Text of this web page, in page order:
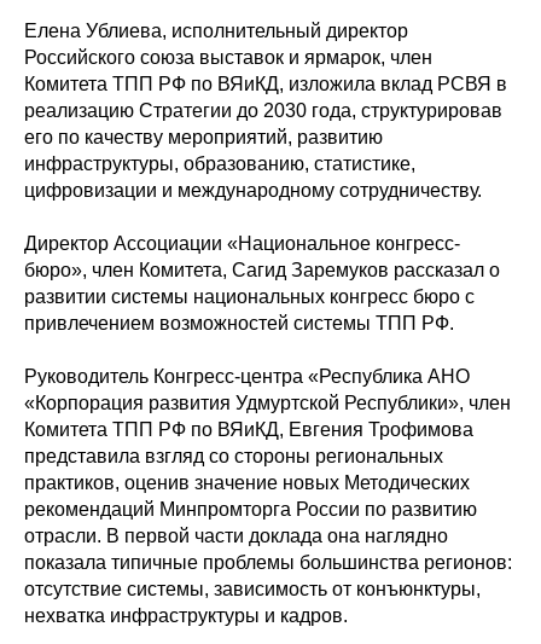
Елена Ублиева, исполнительный директор
Российского союза выставок и ярмарок, член
Комитета ТПП РФ по ВЯиКД, изложила вклад РСВЯ в
реализацию Стратегии до 2030 года, структурировав
его по качеству мероприятий, развитию
инфраструктуры, образованию, статистике,
цифровизации и международному сотрудничеству.
Директор Ассоциации «Национальное конгресс-
бюро», член Комитета, Сагид Заремуков рассказал о
развитии системы национальных конгресс бюро с
привлечением возможностей системы ТПП РФ.
Руководитель Конгресс-центра «Республика АНО
«Корпорация развития Удмуртской Республики», член
Комитета ТПП РФ по ВЯиКД, Евгения Трофимова
представила взгляд со стороны региональных
практиков, оценив значение новых Методических
рекомендаций Минпромторга России по развитию
отрасли. В первой части доклада она наглядно
показала типичные проблемы большинства регионов:
отсутствие системы, зависимость от конъюнктуры,
нехватка инфраструктуры и кадров.